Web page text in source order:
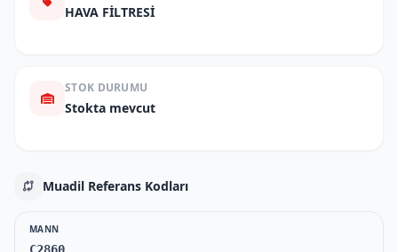
HAVA FİLTRESİ
STOK DURUMU
Stokta mevcut
Muadil Referans Kodları
MANN